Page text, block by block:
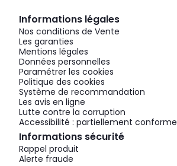
Informations légales
Nos conditions de Vente
Les garanties
Mentions légales
Données personnelles
Paramétrer les cookies
Politique des cookies
Système de recommandation
Les avis en ligne
Lutte contre la corruption
Accessibilité : partiellement conforme
Informations sécurité
Rappel produit
Alerte fraude